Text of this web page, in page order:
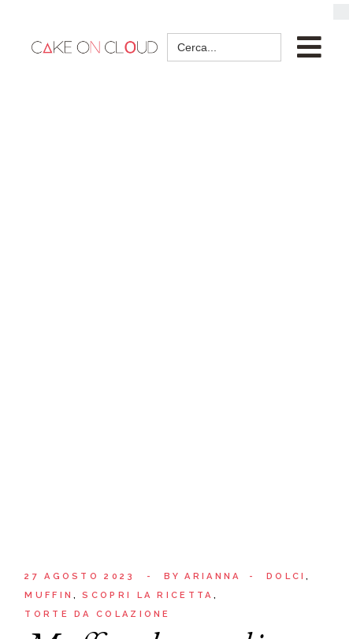
Search
for:
27 AGOSTO 2023 BY ARIANNA
DOLCI
MUFFIN
SCOPRI LA RICETTA
TORTE DA COLAZIONE